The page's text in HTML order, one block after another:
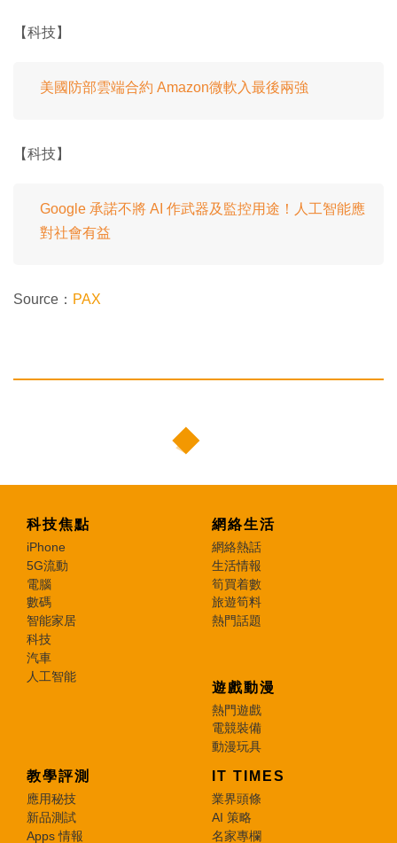
【科技】
美國防部雲端合約 Amazon微軟入最後兩強
【科技】
Google 承諾不將 AI 作武器及監控用途！人工智能應
對社會有益
Source： PAX
科技焦點
iPhone
5G流動
電腦
數碼
智能家居
科技
汽車
人工智能
網絡生活
網絡熱話
生活情報
筍買着數
旅遊筍料
熱門話題
遊戲動漫
熱門遊戲
電競裝備
動漫玩具
教學評測
應用秘技
新品測試
Apps 情報
IT TIMES
業界頭條
AI 策略
名家專欄